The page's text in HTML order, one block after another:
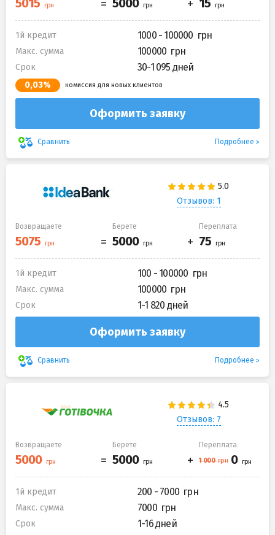
1й кредит 1000 - 100000
Макс. сумма 100000
Срок 30-1 095 дней
0,03% комиссия для новых клиентов
Оформить заявку
Сравнить Подробнее
Отзывов: 1
Возвращаете Берете Переплата
1й кредит 100 - 100000
Макс. сумма 100000
Срок 1-1 820 дней
Оформить заявку
Сравнить Подробнее
Отзывов: 7
Возвращаете Берете Переплата
1й кредит 200 - 7000
Макс. сумма 7000
Срок 1-16 дней